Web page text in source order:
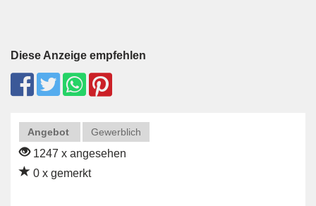
Diese Anzeige empfehlen
Angebot Gewerblich
1247 x angesehen
0 x gemerkt